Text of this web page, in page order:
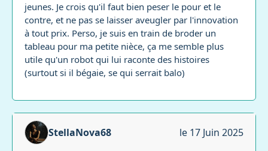
jeunes. Je crois qu'il faut bien peser le pour et le
contre, et ne pas se laisser aveugler par l'innovation
à tout prix. Perso, je suis en train de broder un
tableau pour ma petite nièce, ça me semble plus
utile qu'un robot qui lui raconte des histoires
(surtout si il bégaie, se qui serrait balo)
StellaNova68 le 17 Juin 2025